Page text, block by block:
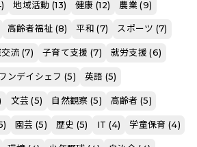
地域活動 (13) 健康 (12) 農業 (9)
高齢者福祉 (8) 平和 (7) スポーツ (7)
交流 (7) 子育て支援 (7) 就労支援 (6)
ワンデイシェフ (5) 英語 (5)
文芸 (5) 自然観察 (5) 高齢者 (5)
園芸 (5) 歴史 (5) IT (4) 学童保育 (4)